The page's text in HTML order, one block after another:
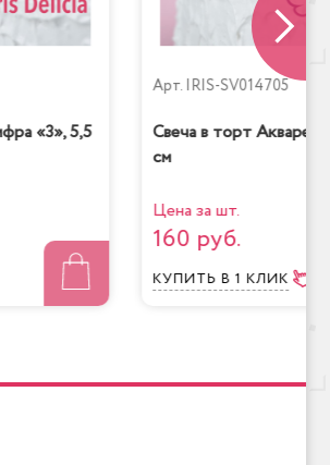
«3», 5,5
Арт. IRIS-SV014705
Свеча в торт
см
Цена за шт.
160 руб.
КУПИТЬ В 1 КЛИК